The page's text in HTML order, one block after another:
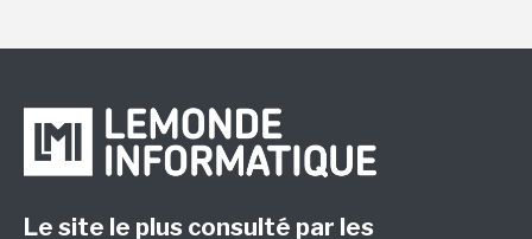
Le site le plus consulté par les